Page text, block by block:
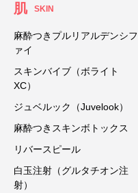
肌 SKIN
麻酔つきプルリアルデンシフ
ァイ
スキンバイブ（ボライト
XC）
ジュベルック（Juvelook）
麻酔つきスキンボトックス
リバースピール
白玉注射（グルタチオン注
射）